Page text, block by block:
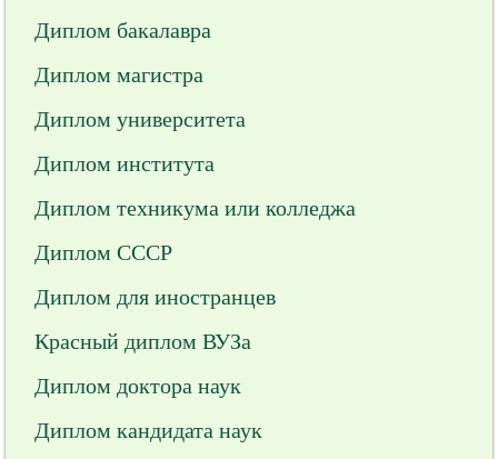
Диплом бакалавра
Диплом магистра
Диплом университета
Диплом института
Диплом техникума или колледжа
Диплом СССР
Диплом для иностранцев
Красный диплом ВУЗа
Диплом доктора наук
Диплом кандидата наук